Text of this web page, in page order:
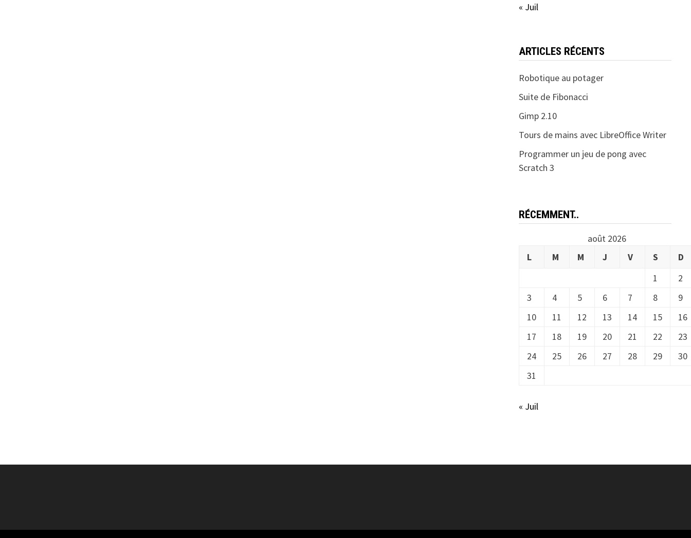
« Juil
ARTICLES RÉCENTS
Robotique au potager
Suite de Fibonacci
Gimp 2.10
Tours de mains avec LibreOffice Writer
Programmer un jeu de pong avec
Scratch 3
RÉCEMMENT..
août 2026
L
M M J V S
D
1
2
3
4 5 6 7 8
9
10
11 12 13 14 15
16
17
18 19 20 21 22
23
24
25 26 27 28 29
30
31
« Juil